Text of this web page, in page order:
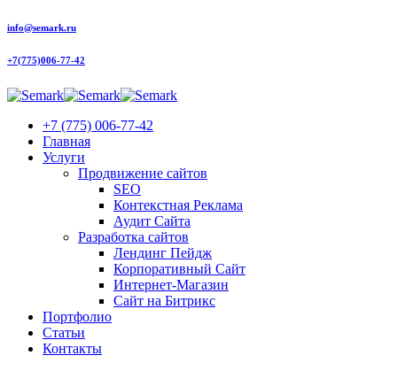
info@semark.ru
+7(775)006-77-42
+7 (775) 006-77-42
Главная
Услуги
Продвижение сайтов
SEO
Контекстная Реклама
Аудит Сайта
Разработка сайтов
Лендинг Пейдж
Корпоративный Сайт
Интернет-Магазин
Сайт на Битрикс
Портфолио
Статьи
Контакты